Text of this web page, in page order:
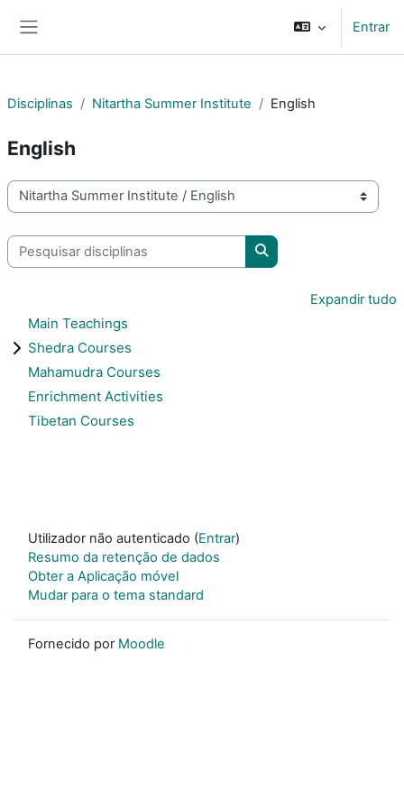
Entrar
Disciplinas Nitartha Summer Institute English
English
Categorias de disciplinas
Pesquisar disciplinas
Pesquisar disciplinas
Expandir tudo
Main Teachings
Shedra Courses
Mahamudra Courses
Enrichment Activities
Tibetan Courses
Utilizador não autenticado (Entrar)
Resumo da retenção de dados
Obter a Aplicação móvel
Mudar para o tema standard
Fornecido por Moodle